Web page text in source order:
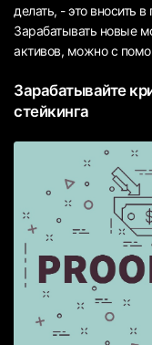
делать, - это вносить
Зарабатывать новые
активов, можно с
Зарабатывайте
стейкинга